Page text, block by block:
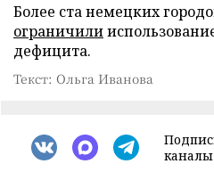
Более ста немецких
ограничили
дефицита.
Текст: Ольга Иванова
каналы